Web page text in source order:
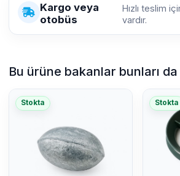
Kargo veya
otobüs
Hızlı teslim
vardır.
Bu ürüne bakanlar bunları
Stokta Stokta